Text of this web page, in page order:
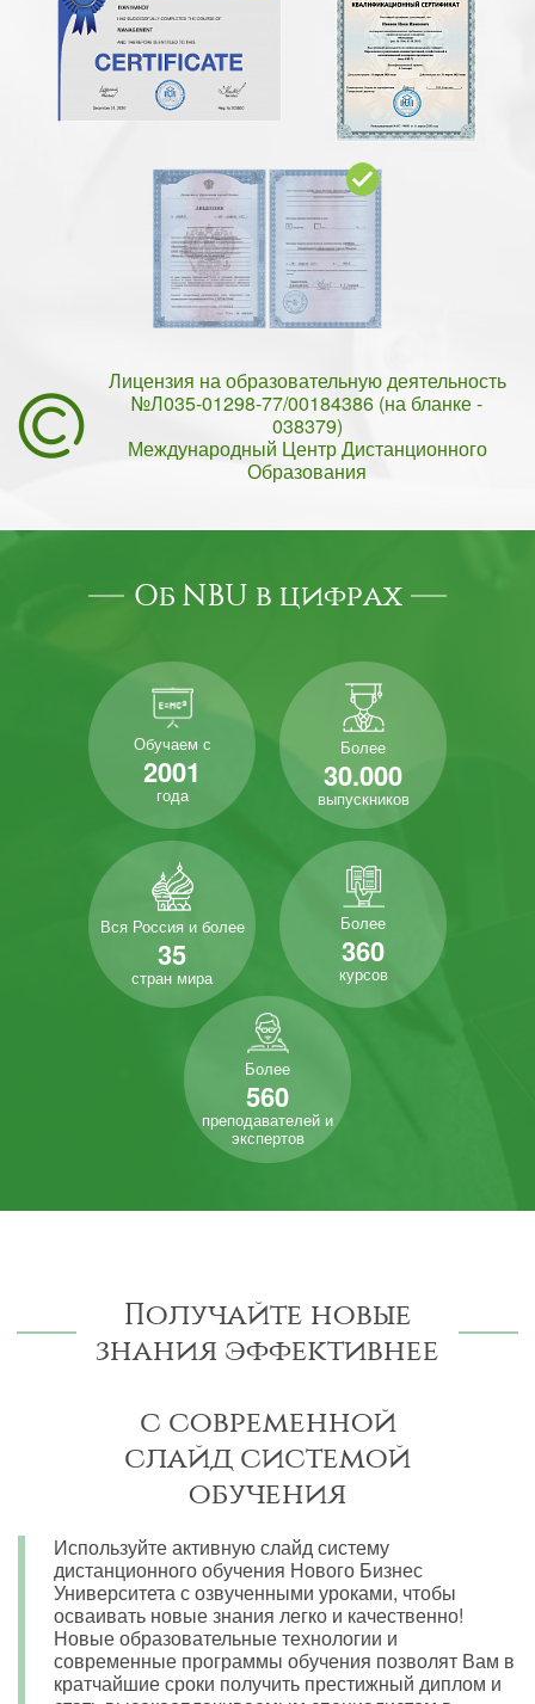
Лицензия на образовательную деятельность
№Л035-01298-77/00184386 (на бланке -
038379)
Международный Центр Дистанционного
Образования
Об NBU в цифрах
Обучаем с
2001
года
Более
30.000
выпускников
Вся Россия и более
35
стран мира
Более
360
курсов
Более
560
преподавателей и
экспертов
Получайте новые
знания эффективнее
с современной
слайд системой
обучения
Используйте активную слайд систему
дистанционного обучения Нового Бизнес
Университета с озвученными уроками, чтобы
осваивать новые знания легко и качественно!
Новые образовательные технологии и
современные программы обучения позволят Вам в
кратчайшие сроки получить престижный диплом и